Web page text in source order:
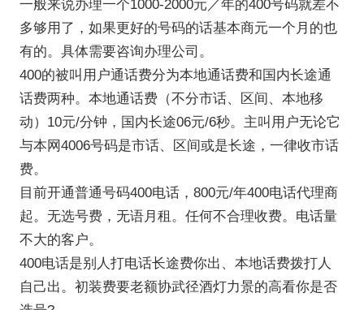
一般来说办理一个1000-2000元／年的400号码就差不
多够用了，如果更好的号码的话基本商元一个月的也
有的。具体需要咨询办理公司。
400的被叫用户通话费分为本地通话费和国内长途通
话费两种。本地通话费（不分市话、区间、本地移
动）10元/分钟，国内长途06元/6秒。主叫用户无论它
与本网4006号码是市话、区间或是长途，一律收市话
费。
目前开通普通号码400电话，800元/年400电话代理商
起。无选号费，无语月租。任何不合理收费。电话量
不大的客户。
400电话是别人打电话长途费你出、本地话费拨打人
自己出。初装费要老额协武径酒灯力景的高看你是否